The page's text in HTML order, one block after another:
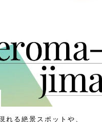
れる絶景スポットや、